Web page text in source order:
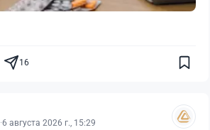
16
·6 августа 2026 г., 15:29